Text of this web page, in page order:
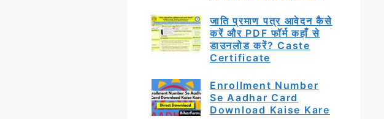
जाति प्रमाण पत्र आवेदन कैसे
करें और PDF फॉर्म कहाँ से
डाउनलोड करें? Caste
Certificate
Enrollment Number
Se Aadhar Card
Download Kaise Kare